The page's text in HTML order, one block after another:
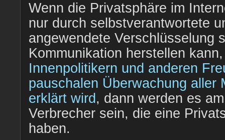
Wenn die Privatsphäre im
nur durch selbstverantwortete
angewendete Verschlüsselung
Kommunikation herstellen
Innenpolitikern und anderen
pauschalen Überwachung aller
erklärt wird , dann werden es
Verbrecher sein, die eine
haben.